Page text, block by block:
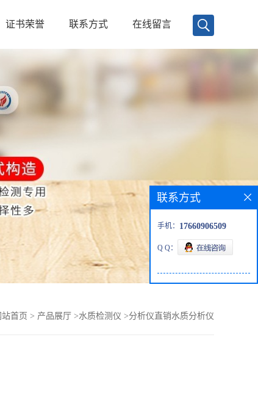
证书荣誉 联系方式 在线留言
站首页 > 产品展厅 >水质检测仪 >分析仪直销水质分析仪
联系方式
手机： 17660906509
Q Q：